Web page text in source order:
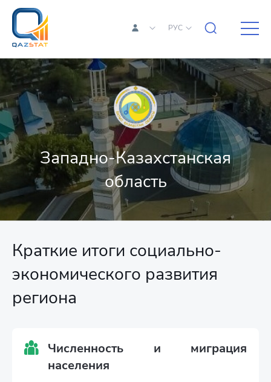
РУС
Западно-Казахстанская
область
Краткие итоги социально-
экономического развития
региона
Численность и миграция
населения